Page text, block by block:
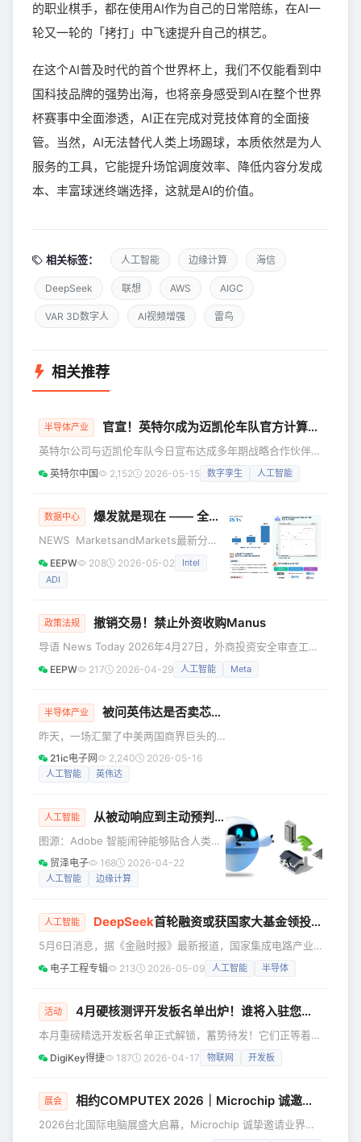
的职业棋手，都在使用AI作为自己的日常陪练，在AI一
轮又一轮的「拷打」中飞速提升自己的棋艺。
在这个AI普及时代的首个世界杯上，我们不仅能看到中
国科技品牌的强势出海，也将亲身感受到AI在整个世界
杯赛事中全面渗透，AI正在完成对竞技体育的全面接
管。当然，AI无法替代人类上场踢球，本质依然是为人
服务的工具，它能提升场馆调度效率、降低内容分发成
本、丰富球迷终端选择，这就是AI的价值。
相关标签： 人工智能 边缘计算 海信
DeepSeek 联想 AWS AIGC
VAR 3D数字人 AI视频增强 雷鸟
相关推荐
半导体产业 官宣！英特尔成为迈凯伦车队官方计算合作伙伴
英特尔公司与迈凯伦车队今日宣布达成多年期战略合作伙伴关
系，英特尔正式成为迈凯伦万事达一级方程式车队(McLaren
Mastercard Formula 1 Team)、艾睿迈凯伦印地车队(Arrow
F1 Sim Racing Team)官方计算合作伙伴，为这项全球技术要
求极高的运动提供人工智能和高性能架构的先进计
英特尔中国 2,152 2026-05-15 数字孪生 人工智能
数据中心 爆发就是现在 —— 全球数据中心半导体市场2029预测
NEWS MarketsandMarkets最新分析
报告预计，全球数据中心半导体市场规
核心驱动因素包括：AI及生成式AI工作负
载的快速扩张、超大规模云服务商的投
入加码、高性能计算与加速处理器需求
攀升、高带宽内存（HBM）等先进存储
EEPW 208 2026-05-02
Intel
ADI
政策法规 撤销交易！禁止外资收购Manus
导语 News Today 2026年4月27日，外商投资安全审查工作
机制办公室（国家发展改革委）发布《对外资收购Manus项
止投资决定，要求当事人撤销该收购交易。 这是《外商投资
外资收购案。从国际比较视角来看，世界主要经济体近年来均
EEPW 217 2026-04-29 人工智能 Meta
半导体产业 被问英伟达是否卖芯片给华为，黄仁勋回应很微妙
昨天，一场汇聚了中美两国商界巨头的
会谈结束后。 英伟达创始人兼CEO黄仁
勋在随行人员的陪同下走出会场，立刻
伟达会向华为出售芯片吗？ ” 现场瞬间
仁勋脸上。 只见他明显愣了一下，脸上
掠过一丝错愕，随后是短暂的沉默。 他
微微侧头，仿佛在确认自己是否听错了
带着一种
21ic电子网 2,240 2026-05-16
人工智能 英伟达
人工智能 从被动响应到主动预判：如何构建真正以人为中心的AI系统
图源：Adobe 智能闹钟能够贴合人类的
自然睡眠节律，在适合的时机轻柔唤醒
用户。数字助手则会在人们拿起设备之
类设备，人工智能（AI）已悄然融入人
常任务，几乎无需人工干预。 从晨间例
行事务到工作任务，智能系统正在重塑
通过持续的反馈学习用户习惯，在用户
提出需求之前就预
贸泽电子 168 2026-04-22
人工智能 边缘计算
人工智能 DeepSeek首轮融资或获国家大基金领投，估值飙升至450亿美元！
5月6日消息，据《金融时报》最新报道，国家集成电路产业
投资基金（简称“国家大基金”）正在与国内领先的大语言模型
民币）左右。这一估值较数周前谈判早期阶段的200亿美元直
DeepSeek的估值还处于200亿美元左右，而现在直接翻了一
番，
电子工程专辑 213 2026-05-09 人工智能 半导体
活动 4月硬核测评开发板名单出炉！谁将入驻您的工作台？
本月重磅精选开发板名单正式解锁，蓄势待发！它们正等着被
您领取、实测、玩出新花样！ 精选开发板亮点抢先看：
Qorvo 用于评估DWM3001C UWB模块的便捷套件 M5Stack
向 AI视觉与IoT应用场景的聊天机器人开发板 Arduino UNO
DigiKey得捷 187 2026-04-17 物联网 开发板
展会 相约COMPUTEX 2026｜Microchip 诚邀您莅临台北展会，共启创新未来
2026台北国际电脑展盛大启幕，Microchip 诚挚邀请业界伙